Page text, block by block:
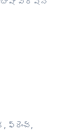
ఫ్రెంచ్,